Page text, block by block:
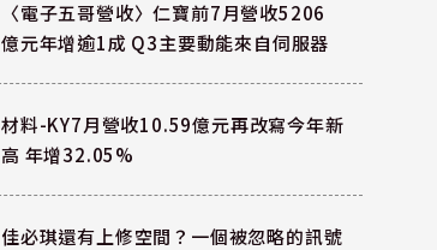
〈電子五哥營收〉仁寶前7月營收5206
億元年增逾1成 Q3主要動能來自伺服器
材料-KY7月營收10.59億元再改寫今年新
高 年增32.05%
佳必琪還有上修空間？一個被忽略的訊號